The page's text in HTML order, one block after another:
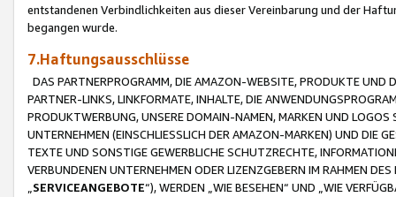
entstandenen Verbindlichkeiten aus dieser Vereinbarung und der
begangen wurde.
7.Haftungsausschlüsse
DAS PARTNERPROGRAMM, DIE AMAZON-WEBSITE, PRODUKTE UND
PARTNER-LINKS, LINKFORMATE, INHALTE, DIE
PRODUKTWERBUNG, UNSERE DOMAIN-NAMEN, MARKEN UND
UNTERNEHMEN (EINSCHLIESSLICH DER AMAZON-MARKEN) UND DIE
TEXTE UND SONSTIGE GEWERBLICHE SCHUTZRECHTE,
VERBUNDENEN UNTERNEHMEN ODER LIZENZGEBERN IM RAHMEN
SERVICEANGEBOTE“), WERDEN „WIE BESEHEN“ UND „WIE